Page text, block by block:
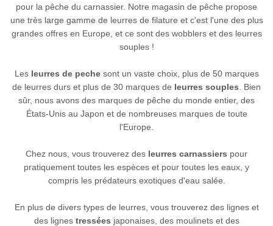
pour la pêche du carnassier. Notre magasin de pêche propose
une très large gamme de leurres de filature et c'est l'une des plus
grandes offres en Europe, et ce sont des wobblers et des leurres
souples !
Les leurres de pechesont un vaste choix, plus de 50 marques
de leurres durs et plus de 30 marques de leurres souples . Bien
sûr, nous avons des marques de pêche du monde entier, des
États-Unis au Japon et de nombreuses marques de toute
l'Europe.
Chez nous, vous trouverez des leurres carnassiers pour
pratiquement toutes les espèces et pour toutes les eaux, y
compris les prédateurs exotiques d'eau salée.
En plus de divers types de leurres, vous trouverez des lignes et
des lignes tressées japonaises, des moulinets et des